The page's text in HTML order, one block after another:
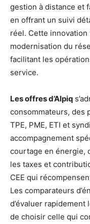
gestion à distance et
en offrant un suivi
réel. Cette innovation
modernisation du
facilitant les
service.
Les offres d’Alpiq
consommateurs, des
TPE, PME, ETI et
accompagnement
courtage en énergie,
les taxes et
CEE qui
Les comparateurs
d’évaluer
de choisir celle qui